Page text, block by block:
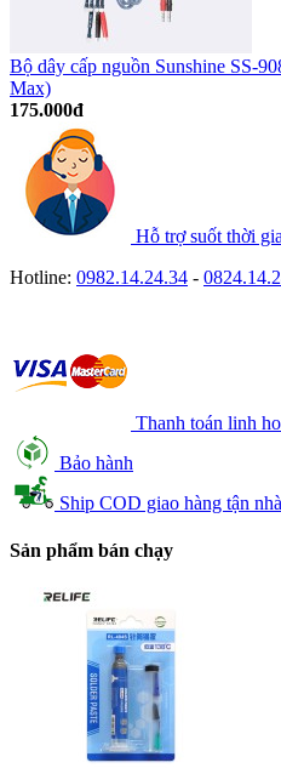
Bộ dây cấp nguồn Sunshine SS-
Max)
175.000đ
Hỗ trợ suốt thời
Hotline: 0982.14.24.34 -
Thanh toán linh
Bảo hành
Ship COD giao hàng tận nhà
Sản phẩm bán chạy